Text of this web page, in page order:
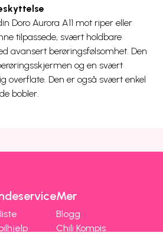
Doro Aurora A11 mot riper eller
tilpassede, svært holdbare
avansert berøringsfølsomhet. Den
og en svært
overflate. Den er også svært enkel
bobler.
Mer
Blogg
Chili Kompis